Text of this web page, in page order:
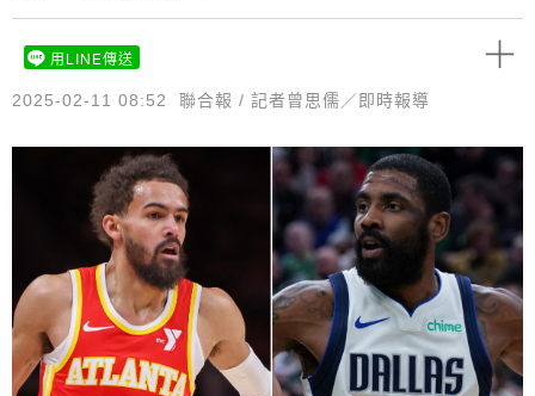
2025-02-11 08:52 聯合報 / 記者曾思儒／即時報導
用LINE傳送